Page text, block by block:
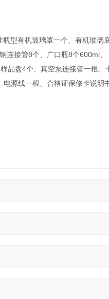
型有机玻璃罩一个、有机玻璃
管8个、广口瓶8个600ml、
4个、真空泵连接管一根、卡
线一根、合格证保修卡说明书